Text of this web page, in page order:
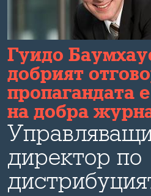
Гуидо
добрият
пропагандата
на добра
директор по